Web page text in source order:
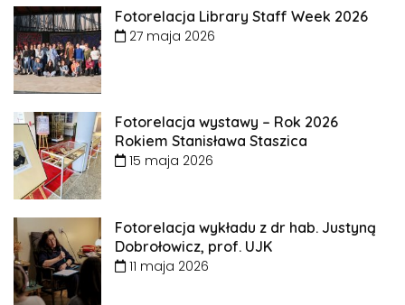
Fotorelacja Library Staff Week 2026
27 maja 2026
Fotorelacja wystawy – Rok 2026
Rokiem Stanisława Staszica
15 maja 2026
Fotorelacja wykładu z dr hab. Justyną
Dobrołowicz, prof. UJK
11 maja 2026